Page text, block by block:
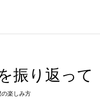
振り返って
楽しみ方